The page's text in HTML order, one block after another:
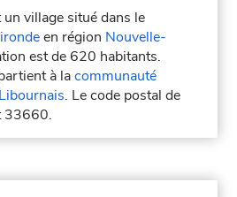
village situé dans le
en région Nouvelle-
est de 620 habitants.
à lacommunauté
. Le code postal de
33660.